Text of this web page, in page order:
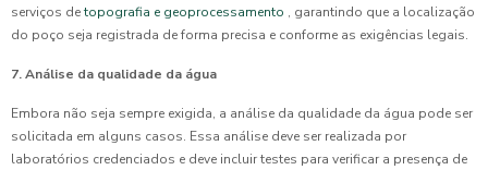
serviços detopografia e geoprocessamento , garantindo que a localização
do poço seja registrada de forma precisa e conforme as exigências legais.
7. Análise da qualidade da água
Embora não seja sempre exigida, a análise da qualidade da água pode ser
solicitada em alguns casos. Essa análise deve ser realizada por
laboratórios credenciados e deve incluir testes para verificar a presença de